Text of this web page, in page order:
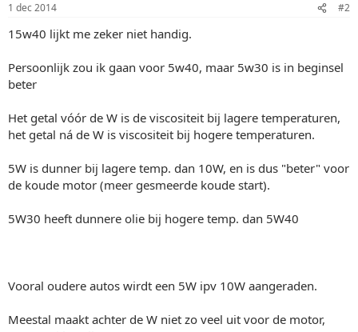
1 dec 2014 #2
15w40 lijkt me zeker niet handig.
Persoonlijk zou ik gaan voor 5w40, maar 5w30 is in beginsel
beter
Het getal vóór de W is de viscositeit bij lagere temperaturen,
het getal ná de W is viscositeit bij hogere temperaturen.
5W is dunner bij lagere temp. dan 10W, en is dus "beter" voor
de koude motor (meer gesmeerde koude start).
5W30 heeft dunnere olie bij hogere temp. dan 5W40
Vooral oudere autos wirdt een 5W ipv 10W aangeraden.
Meestal maakt achter de W niet zo veel uit voor de motor,